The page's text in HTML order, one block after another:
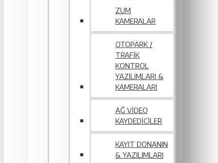
ZUM
KAMERALAR
OTOPARK /
TRAFIK
KONTROL
YAZILIMLARI &
KAMERALARI
AĞ VIDEO
KAYDEDICILER
KAYIT DONANIN
& YAZILIMLARI